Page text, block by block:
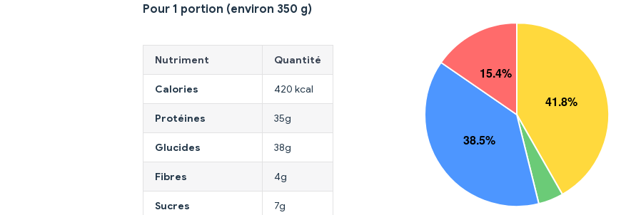
Pour 1 portion (environ 350 g)
Nutriment Quantité
Calories 420 kcal
Protéines 35g
Glucides 38g
Fibres 4g
Sucres 7g